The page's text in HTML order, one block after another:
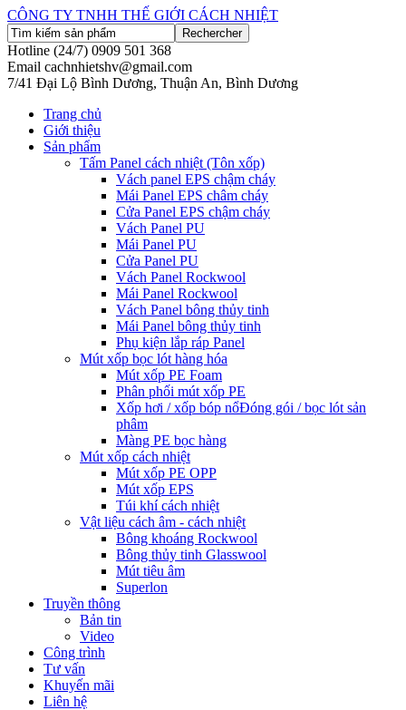
CÔNG TY TNHH THẾ GIỚI CÁCH NHIỆT
Hotline (24/7) 0909 501 368
Email cachnhietshv@gmail.com
7/41 Đại Lộ Bình Dương, Thuận An, Bình Dương
Trang chủ
Giới thiệu
Sản phẩm
Tấm Panel cách nhiệt (Tôn xốp)
Vách panel EPS chậm cháy
Mái Panel EPS châm cháy
Cửa Panel EPS chậm cháy
Vách Panel PU
Mái Panel PU
Cửa Panel PU
Vách Panel Rockwool
Mái Panel Rockwool
Vách Panel bông thủy tinh
Mái Panel bông thủy tinh
Phụ kiện lắp ráp Panel
Mút xốp bọc lót hàng hóa
Mút xốp PE Foam
Phân phối mút xốp PE
Xốp hơi / xốp bóp nổĐóng gói / bọc lót sản
phâm
Màng PE bọc hàng
Mút xốp cách nhiệt
Mút xốp PE OPP
Mút xốp EPS
Túi khí cách nhiệt
Vật liệu cách âm - cách nhiệt
Bông khoáng Rockwool
Bông thủy tinh Glasswool
Mút tiêu âm
Superlon
Truyền thông
Bản tin
Video
Công trình
Tư vấn
Khuyến mãi
Liên hệ